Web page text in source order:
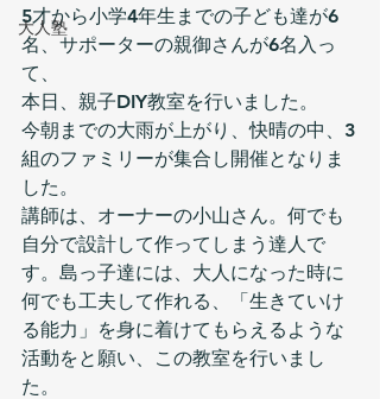
大人塾
5才から小学4年生までの子ども達が6
名、サポーターの親御さんが6名入っ
て、
本日、親子DIY教室を行いました。
今朝までの大雨が上がり、快晴の中、3
組のファミリーが集合し開催となりま
した。
講師は、オーナーの小山さん。何でも
自分で設計して作ってしまう達人で
す。島っ子達には、大人になった時に
何でも工夫して作れる、「生きていけ
る能力」を身に着けてもらえるような
活動をと願い、この教室を行いまし
た。